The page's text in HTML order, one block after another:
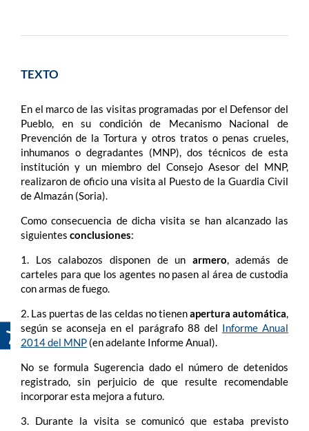
TEXTO
En el marco de las visitas programadas por el Defensor del
Pueblo, en su condición de Mecanismo Nacional de
Prevención de la Tortura y otros tratos o penas crueles,
inhumanos o degradantes (MNP), dos técnicos de esta
institución y un miembro del Consejo Asesor del MNP,
realizaron de oficio una visita al Puesto de la Guardia Civil
de Almazán (Soria).
Como consecuencia de dicha visita se han alcanzado las
siguientes conclusiones:
1. Los calabozos disponen de un armero, además de
carteles para que los agentes no pasen al área de custodia
con armas de fuego.
2. Las puertas de las celdas no tienenapertura automática,
según se aconseja en el parágrafo 88 del Informe Anual
2014 del MNP (en adelante Informe Anual).
No se formula Sugerencia dado el número de detenidos
registrado, sin perjuicio de que resulte recomendable
incorporar esta mejora a futuro.
3. Durante la visita se comunicó que estaba previsto